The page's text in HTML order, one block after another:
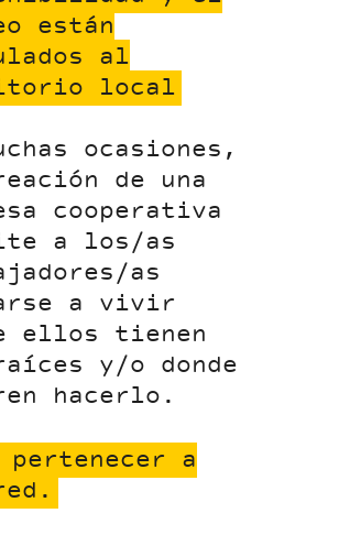
están
al
local
ocasiones,
de una
cooperativa
a los/as
as
a vivir
ellos tienen
y/o donde
hacerlo.
pertenecer a